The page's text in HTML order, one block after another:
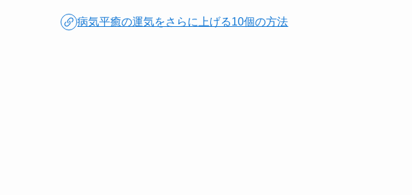
病気平癒の運気をさらに上げる10個の方法